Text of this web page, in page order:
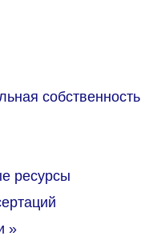
собственность
ресурсы
»